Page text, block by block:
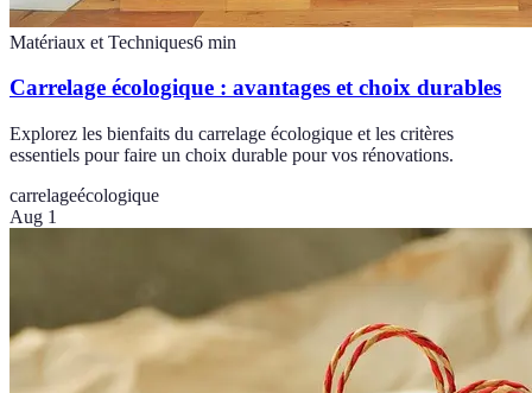
Matériaux et Techniques6 min
Carrelage écologique : avantages et choix durables
Explorez les bienfaits du carrelage écologique et les critères
essentiels pour faire un choix durable pour vos rénovations.
carrelageécologique
Aug 1